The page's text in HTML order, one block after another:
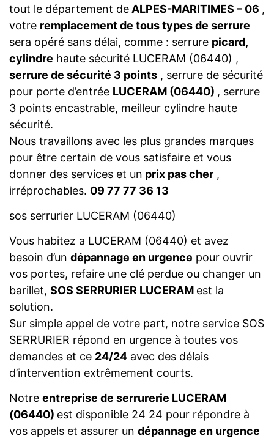
tout le département deALPES-MARITIMES – 06 ,
votre remplacement de tous types de serrure
sera opéré sans délai, comme : serrure picard,
cylindre haute sécurité LUCERAM (06440) ,
serrure de sécurité 3 points , serrure de sécurité
pour porte d’entrée LUCERAM (06440) , serrure
3 points encastrable, meilleur cylindre haute
sécurité.
Nous travaillons avec les plus grandes marques
pour être certain de vous satisfaire et vous
donner des services et un prix pas cher ,
irréprochables. 09 77 77 36 13
sos serrurier LUCERAM (06440)
Vous habitez a LUCERAM (06440) et avez
besoin d’un dépannage en urgence pour ouvrir
vos portes, refaire une clé perdue ou changer un
barillet, SOS SERRURIER LUCERAM est la
solution.
Sur simple appel de votre part, notre service SOS
SERRURIER répond en urgence à toutes vos
demandes et ce 24/24 avec des délais
d’intervention extrêmement courts.
Notre entreprise de serrurerie LUCERAM
(06440) est disponible 24 24 pour répondre à
vos appels et assurer un dépannage en urgence